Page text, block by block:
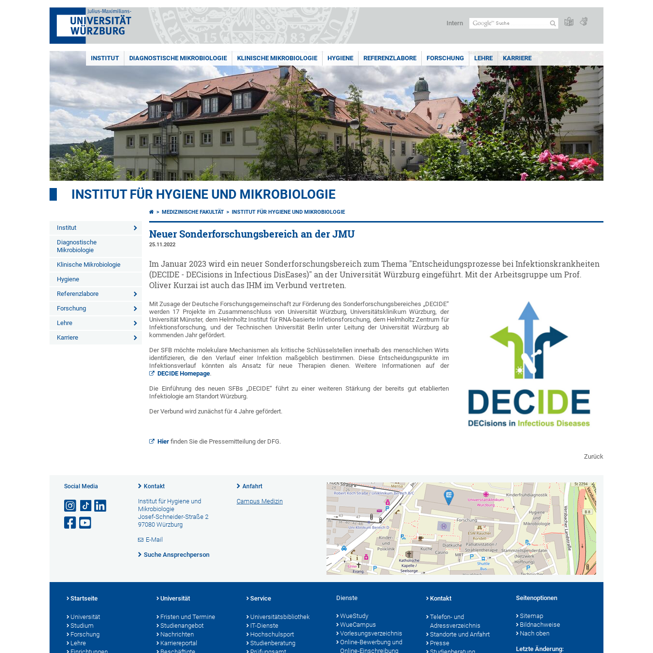
Intern
INSTITUT DIAGNOSTISCHE MIKROBIOLOGIE KLINISCHE MIKROBIOLOGIE HYGIENE REFERENZLABORE FORSCHUNG LEHRE KARRIERE
INSTITUT FÜR HYGIENE UND MIKROBIOLOGIE
Institut
Diagnostische
Mikrobiologie
Klinische Mikrobiologie
Hygiene
Referenzlabore
Forschung
Lehre
Karriere
MEDIZINISCHE FAKULTÄT INSTITUT FÜR HYGIENE UND MIKROBIOLOGIE
Neuer Sonderforschungsbereich an der JMU
25.11.2022
Im Januar 2023 wird ein neuer Sonderforschungsbereich zum Thema "Entscheidungsprozesse bei Infektionskrankheiten
(DECIDE - DECisions in Infectious DisEases)" an der Universität Würzburg eingeführt. Mit der Arbeitsgruppe um Prof.
Oliver Kurzai ist auch das IHM im Verbund vertreten.
Mit Zusage der Deutsche Forschungsgemeinschaft zur Förderung des Sonderforschungsbereiches „DECIDE“
werden 17 Projekte im Zusammenschluss von Universität Würzburg, Universitätsklinikum Würzburg, der
Universität Münster, dem Helmholtz Institut für RNA-basierte Infetionsforschung, dem Helmholtz Zentrum für
Infektionsforschung, und der Technischen Universität Berlin unter Leitung der Universität Würzburg ab
kommenden Jahr gefördert.
Der SFB möchte molekulare Mechanismen als kritische Schlüsselstellen innerhalb des menschlichen Wirts
identifizieren, die den Verlauf einer Infektion maßgeblich bestimmen. Diese Entscheidungspunkte im
Infektionsverlauf könnten als Ansatz für neue Therapien dienen. Weitere Informationen auf der
DECIDE Homepage.
Die Einführung des neuen SFBs „DECIDE“ führt zu einer weiteren Stärkung der bereits gut etablierten
Infektiologie am Standort Würzburg.
Der Verbund wird zunächst für 4 Jahre gefördert.
Hierfinden Sie die Pressemitteilung der DFG.
Zurück
Social Media Kontakt
Institut für Hygiene und
Mikrobiologie
Josef-Schneider-Straße 2
97080 Würzburg
E-Mail
Suche Ansprechperson
Anfahrt
Campus Medizin
Startseite
Universität
Studium
Forschung
Lehre
Universität
Fristen und Termine
Studienangebot
Nachrichten
Karriereportal
Service
Universitätsbibliothek
IT-Dienste
Hochschulsport
Studienberatung
Dienste
WueStudy
WueCampus
Vorlesungsverzeichnis
Online-Bewerbung und
Online-Einschreibung
Kontakt
Telefon- und
Adressverzeichnis
Standorte und Anfahrt
Presse
Seitenoptionen
Sitemap
Bildnachweise
Nach oben
Letzte Änderung: